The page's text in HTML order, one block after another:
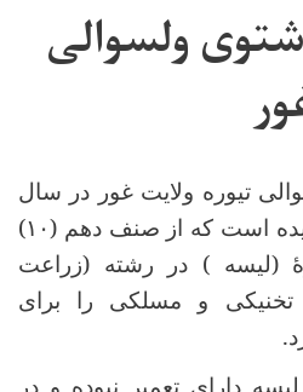
ولسوالی
تیوره ولایت غور در سال
است که از صنف دهم (۱۰)
(لیسه ) در رشته (زراعت
و مسلکی را برای
.
دارای تعمیر نبوده و در